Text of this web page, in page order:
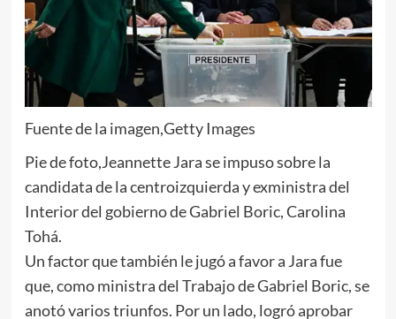
Fuente de la imagen,Getty Images
Pie de foto,Jeannette Jara se impuso sobre la
candidata de la centroizquierda y exministra del
Interior del gobierno de Gabriel Boric, Carolina
Tohá.
Un factor que también le jugó a favor a Jara fue
que, como ministra del Trabajo de Gabriel Boric, se
anotó varios triunfos. Por un lado, logró aprobar